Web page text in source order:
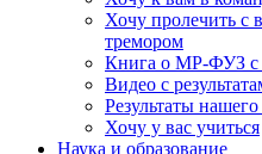
Хочу пролечить с
тремором
Книга о МР-ФУЗ с
Видео с
Результаты
Хочу у вас учиться
Наука и образование